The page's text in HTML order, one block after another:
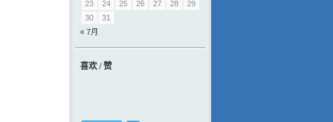
23
24 25 26 27 28
29
30
31
« 7月
喜欢 / 赞